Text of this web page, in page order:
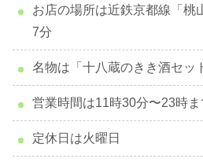
お店の場所は近鉄京都線「桃
7分
名物は「十八蔵のきき酒セッ
営業時間は11時30分〜23時ま
定休日は火曜日